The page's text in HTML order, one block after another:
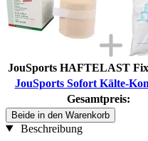
JouSports HAFTELAST
JouSports Sofort Kälte-
Gesamtpreis:
Beide in den Warenkorb
Beschreibung